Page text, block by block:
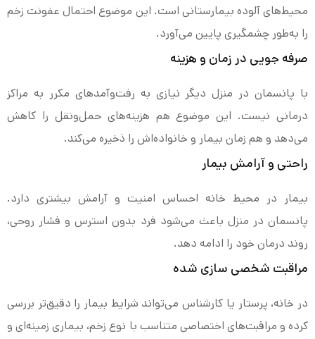
محیط‌های آلوده بیمارستانی است. این موضوع احتمال عفونت زخم
را به‌طور چشمگیری پایین می‌آورد.
صرفه جویی در زمان و هزینه
با پانسمان در منزل دیگر نیازی به رفت‌وآمدهای مکرر به مراکز
درمانی نیست. این موضوع هم هزینه‌های حمل‌ونقل را کاهش
می‌دهد و هم زمان بیمار و خانواده‌اش را ذخیره می‌کند.
راحتی و آرامش بیمار
بیمار در محیط خانه احساس امنیت و آرامش بیشتری دارد.
پانسمان در منزل باعث می‌شود فرد بدون استرس و فشار روحی،
روند درمان خود را ادامه دهد.
مراقبت شخصی سازی شده
در خانه، پرستار یا کارشناس می‌تواند شرایط بیمار را دقیق‌تر بررسی
کرده و مراقبت‌های اختصاصی متناسب با نوع زخم، بیماری زمینه‌ای و